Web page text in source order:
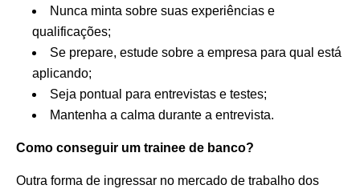
Nunca minta sobre suas experiências e
qualificações;
Se prepare, estude sobre a empresa para qual está
aplicando;
Seja pontual para entrevistas e testes;
Mantenha a calma durante a entrevista.
Como conseguir um trainee de banco?
Outra forma de ingressar no mercado de trabalho dos